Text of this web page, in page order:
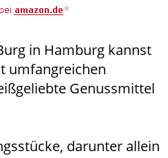
*
in Hamburg kannst
umfangreichen
Genussmittel
darunter allein